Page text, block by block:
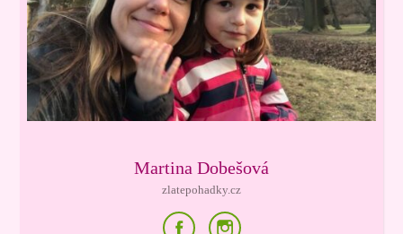
Martina Dobešová
zlatepohadky.cz